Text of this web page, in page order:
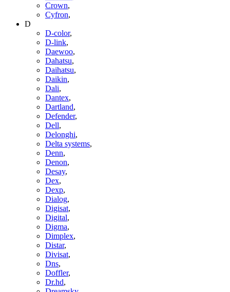
Crown,
Cyfron,
D
D-color,
D-link,
Daewoo,
Dahatsu,
Daihatsu,
Daikin,
Dali,
Dantex,
Dartland,
Defender,
Dell,
Delonghi,
Delta systems,
Denn,
Denon,
Desay,
Dex,
Dexp,
Dialog,
Digisat,
Digital,
Digma,
Dimplex,
Distar,
Divisat,
Dns,
Doffler,
Dr.hd,